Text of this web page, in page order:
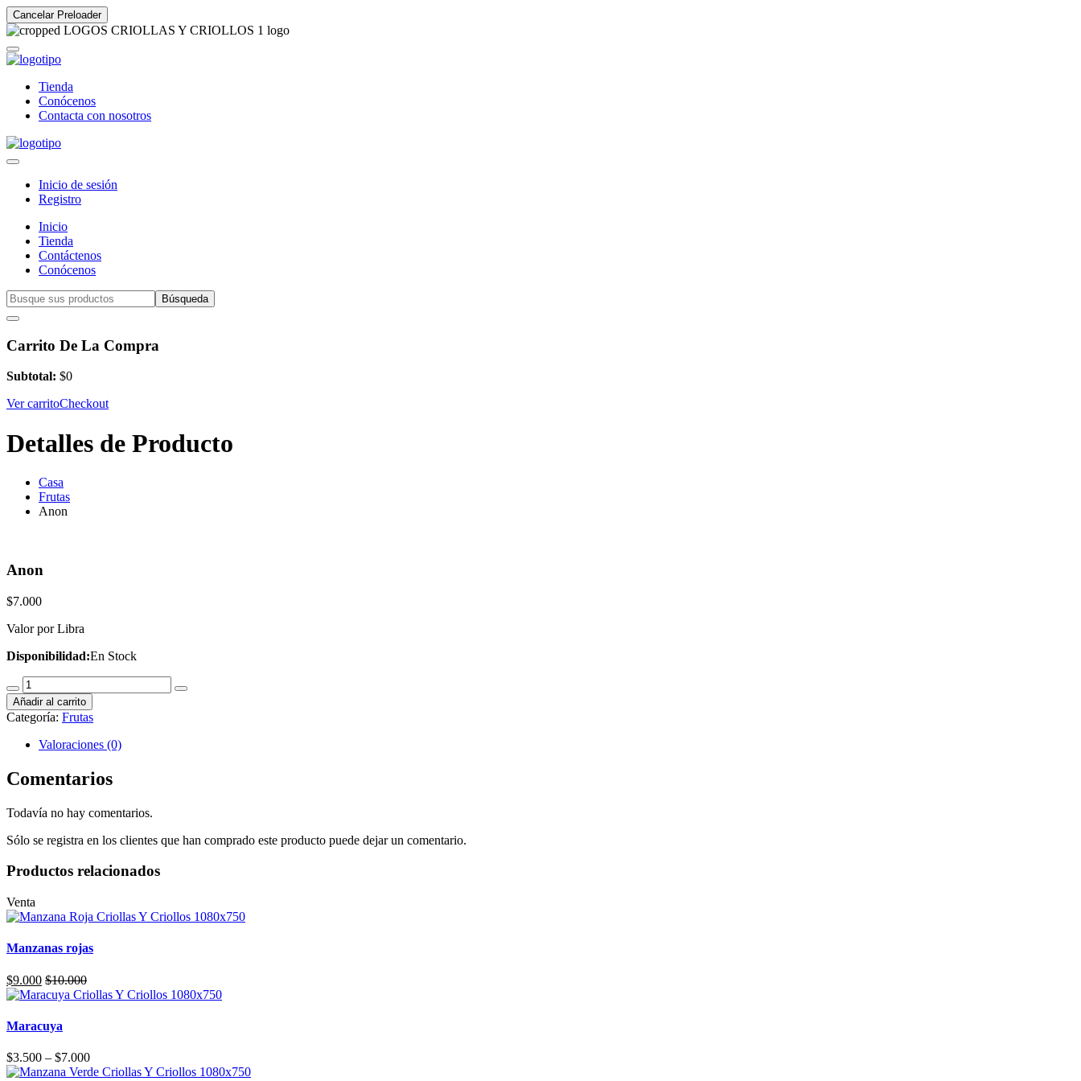
Cancelar Preloader
Tienda
Conócenos
Contacta con nosotros
Inicio de sesión
Registro
Inicio
Tienda
Contáctenos
Conócenos
Búsqueda
Carrito De La Compra
Subtotal: $0
Ver carritoCheckout
Detalles de Producto
Casa
Frutas
Anon
Anon
$7.000
Valor por Libra
Disponibilidad:En Stock
Anon
cantidad
Añadir al carrito
Categoría: Frutas
Valoraciones (0)
Comentarios
Todavía no hay comentarios.
Sólo se registra en los clientes que han comprado este producto puede dejar un comentario.
Productos relacionados
Venta
Manzanas rojas
$9.000 $10.000
Maracuya
$3.500 – $7.000Price
range: